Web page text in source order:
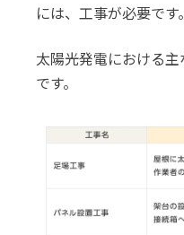
には、工事が必要です。
太陽光発電における
です。